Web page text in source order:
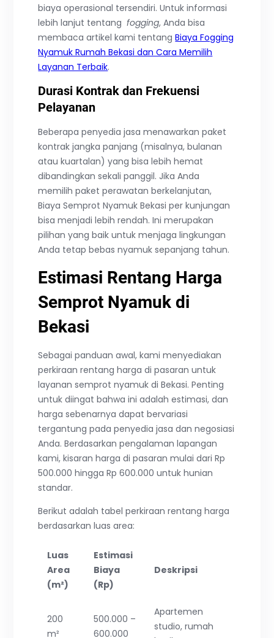
biaya operasional tersendiri. Untuk informasi
lebih lanjut tentangfogging, Anda bisa
membaca artikel kami tentangBiaya Fogging
Nyamuk Rumah Bekasi dan Cara Memilih
Layanan Terbaik.
Durasi Kontrak dan Frekuensi
Pelayanan
Beberapa penyedia jasa menawarkan paket
kontrak jangka panjang (misalnya, bulanan
atau kuartalan) yang bisa lebih hemat
dibandingkan sekali panggil. Jika Anda
memilih paket perawatan berkelanjutan,
Biaya Semprot Nyamuk Bekasi per kunjungan
bisa menjadi lebih rendah. Ini merupakan
pilihan yang baik untuk menjaga lingkungan
Anda tetap bebas nyamuk sepanjang tahun.
Estimasi Rentang Harga
Semprot Nyamuk di
Bekasi
Sebagai panduan awal, kami menyediakan
perkiraan rentang harga di pasaran untuk
layanan semprot nyamuk di Bekasi. Penting
untuk diingat bahwa ini adalah estimasi, dan
harga sebenarnya dapat bervariasi
tergantung pada penyedia jasa dan negosiasi
Anda. Berdasarkan pengalaman lapangan
kami, kisaran harga di pasaran mulai dari Rp
500.000 hingga Rp 600.000 untuk hunian
standar.
Berikut adalah tabel perkiraan rentang harga
berdasarkan luas area:
Luas
Area
(m²)
Estimasi
Biaya
(Rp)
Deskripsi
200
m²
500.000 –
600.000
Apartemen
studio, rumah